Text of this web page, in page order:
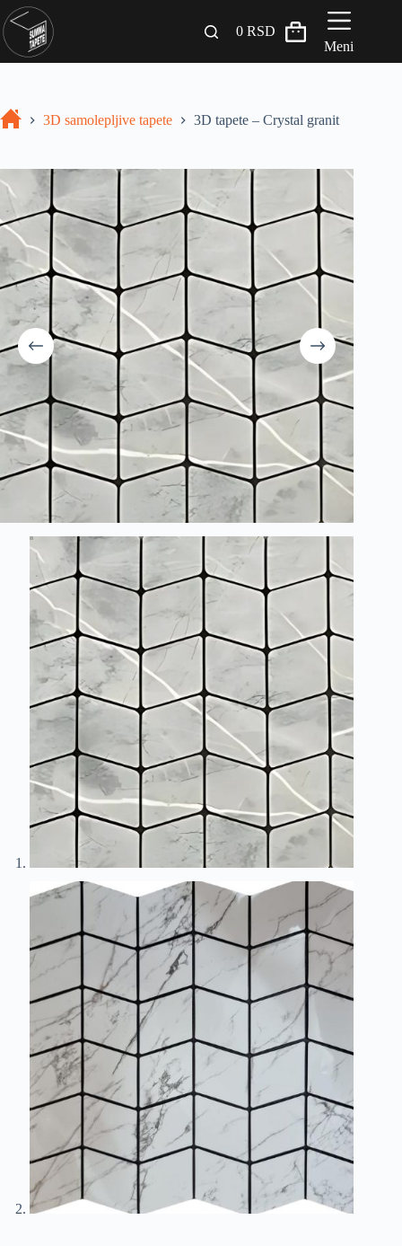
Drveni Pregradni Zidovi i Police
3D Samolepljive tapete
Građevinski materijali
INSPIRACIJA I IDEJE
BLOG
+381 65 558 4000
0RSD
Meni
3D samolepljive tapete 3D tapete – Crystal granit